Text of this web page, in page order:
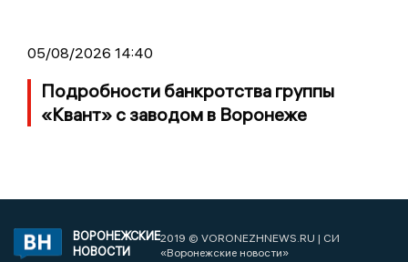
05/08/2026 14:40
Подробности банкротства группы
«Квант» с заводом в Воронеже
ВОРОНЕЖСКИЕ
НОВОСТИ
2019 © VORONEZHNEWS.RU | СИ
«Воронежские новости»